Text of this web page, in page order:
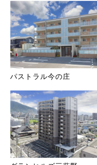
パストラル今の庄